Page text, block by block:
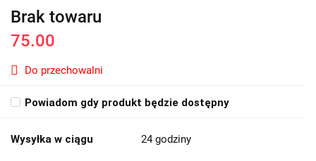
Brak towaru
75.00
Do przechowalni
Powiadom gdy produkt będzie dostępny
Wysyłka w ciągu 24 godziny